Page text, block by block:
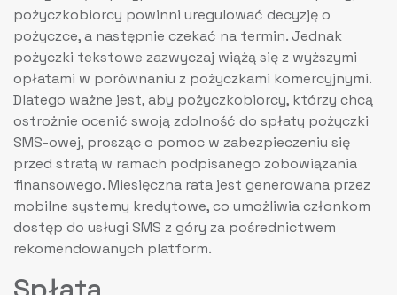
pożyczkobiorcy powinni uregulować decyzję o
pożyczce, a następnie czekać na termin. Jednak
pożyczki tekstowe zazwyczaj wiążą się z wyższymi
opłatami w porównaniu z pożyczkami komercyjnymi.
Dlatego ważne jest, aby pożyczkobiorcy, którzy chcą
ostrożnie ocenić swoją zdolność do spłaty pożyczki
SMS-owej, prosząc o pomoc w zabezpieczeniu się
przed stratą w ramach podpisanego zobowiązania
finansowego. Miesięczna rata jest generowana przez
mobilne systemy kredytowe, co umożliwia członkom
dostęp do usługi SMS z góry za pośrednictwem
rekomendowanych platform.